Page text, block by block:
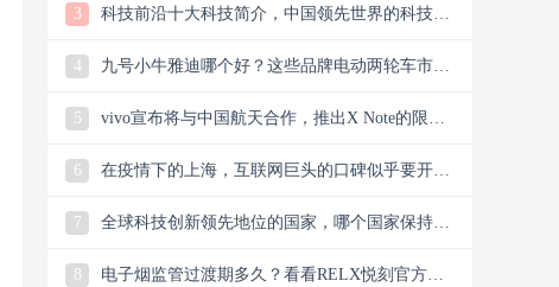
3
科技前沿十大科技简介，中国领先世界的科技创
4
九号小牛雅迪哪个好？这些品牌电动两轮车市场
5
vivo宣布将与中国航天合作，推出X Note的限量
6
在疫情下的上海，互联网巨头的口碑似乎要开始
7
全球科技创新领先地位的国家，哪个国家保持科
8
电子烟监管过渡期多久？看看RELX悦刻官方微